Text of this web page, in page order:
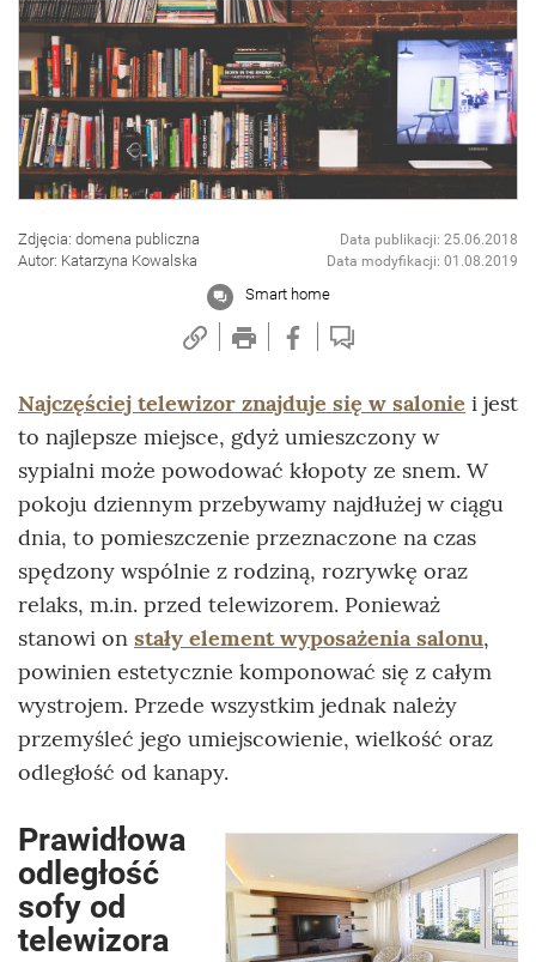
Zdjęcia: domena publiczna
Autor: Katarzyna Kowalska
Data publikacji: 25.06.2018
Data modyfikacji: 01.08.2019
Smart home
Najczęściej telewizor znajduje się w salonie i jest
to najlepsze miejsce, gdyż umieszczony w
sypialni może powodować kłopoty ze snem. W
pokoju dziennym przebywamy najdłużej w ciągu
dnia, to pomieszczenie przeznaczone na czas
spędzony wspólnie z rodziną, rozrywkę oraz
relaks, m.in. przed telewizorem. Ponieważ
stanowi on stały element wyposażenia salonu,
powinien estetycznie komponować się z całym
wystrojem. Przede wszystkim jednak należy
przemyśleć jego umiejscowienie, wielkość oraz
odległość od kanapy.
Prawidłowa
odległość
sofy od
telewizora